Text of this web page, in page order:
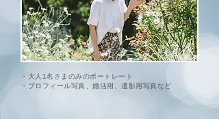
・大人1名さまのみのポートレート
・プロフィール写真、 婚活用、遺影用写真など